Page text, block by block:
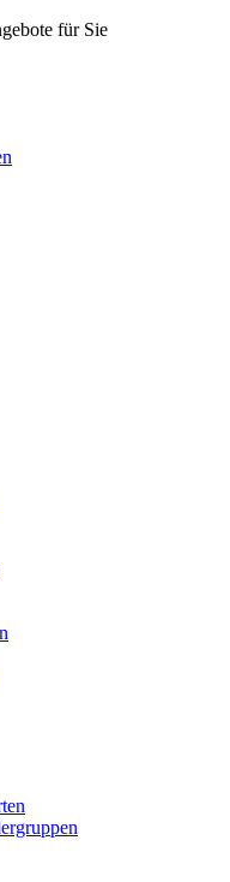
für Sie